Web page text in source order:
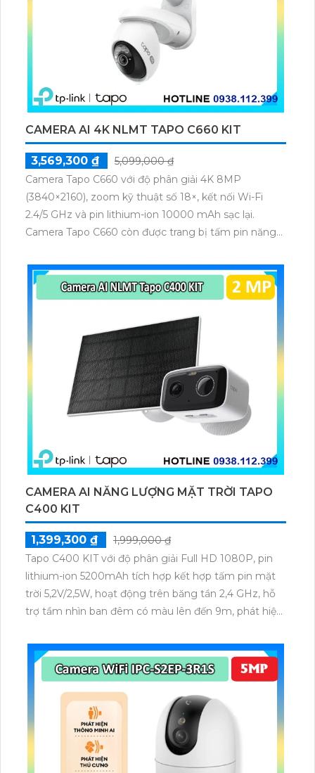
CAMERA AI 4K NLMT TAPO C660 KIT
3,569,300 ₫
5,099,000 ₫
Camera Tapo C660 với độ phân giải 4K 8MP
(3840×2160), zoom kỹ thuật số 18×, kết nối Wi-Fi
2.4/5 GHz và pin lithium-ion 10000 mAh sạc lại.
Camera Tapo C660 còn được trang bị tấm pin năng
thú cưng, phương tiện, lưu trữ thẻ microSD tối đa 512
GB.
CAMERA AI NĂNG LƯỢNG MẶT TRỜI TAPO
C400 KIT
1,399,300 ₫
1,999,000 ₫
Tapo C400 KIT với độ phân giải Full HD 1080P, pin
lithium-ion 5200mAh tích hợp kết hợp tấm pin mặt
trời 5,2V/2,5W, hoạt động trên băng tần 2,4 GHz, hỗ
trợ tầm nhìn ban đêm có màu lên đến 9m, phát hiện
dữ liệu qua thẻ microSD lên đến 512GB.